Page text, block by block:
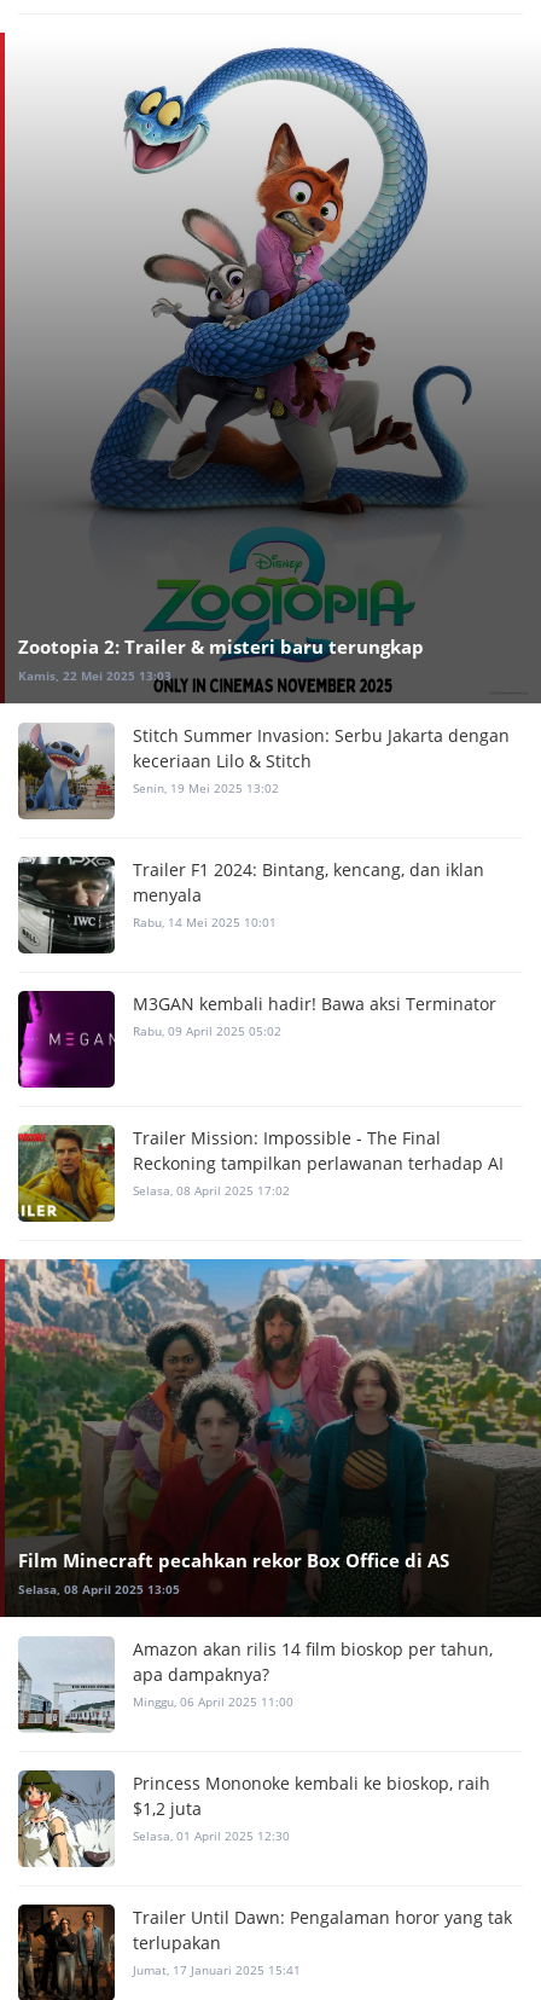
Zootopia 2: Trailer & misteri baru terungkap
Kamis, 22 Mei 2025 13:03
Stitch Summer Invasion: Serbu Jakarta dengan
keceriaan Lilo & Stitch
Senin, 19 Mei 2025 13:02
Trailer F1 2024: Bintang, kencang, dan iklan
menyala
Rabu, 14 Mei 2025 10:01
M3GAN kembali hadir! Bawa aksi Terminator
Rabu, 09 April 2025 05:02
Trailer Mission: Impossible - The Final
Reckoning tampilkan perlawanan terhadap AI
Selasa, 08 April 2025 17:02
Film Minecraft pecahkan rekor Box Office di AS
Selasa, 08 April 2025 13:05
Amazon akan rilis 14 film bioskop per tahun,
apa dampaknya?
Minggu, 06 April 2025 11:00
Princess Mononoke kembali ke bioskop, raih
$1,2 juta
Selasa, 01 April 2025 12:30
Trailer Until Dawn: Pengalaman horor yang tak
terlupakan
Jumat, 17 Januari 2025 15:41